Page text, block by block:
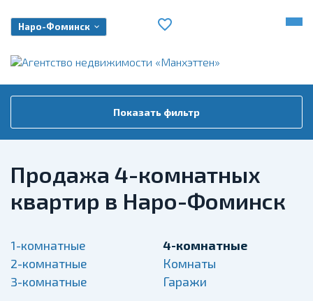
Наро-Фоминск
Показать фильтр
Продажа 4-комнатных
квартир в Наро-Фоминск
1-комнатные
2-комнатные
3-комнатные
4-комнатные
Комнаты
Гаражи